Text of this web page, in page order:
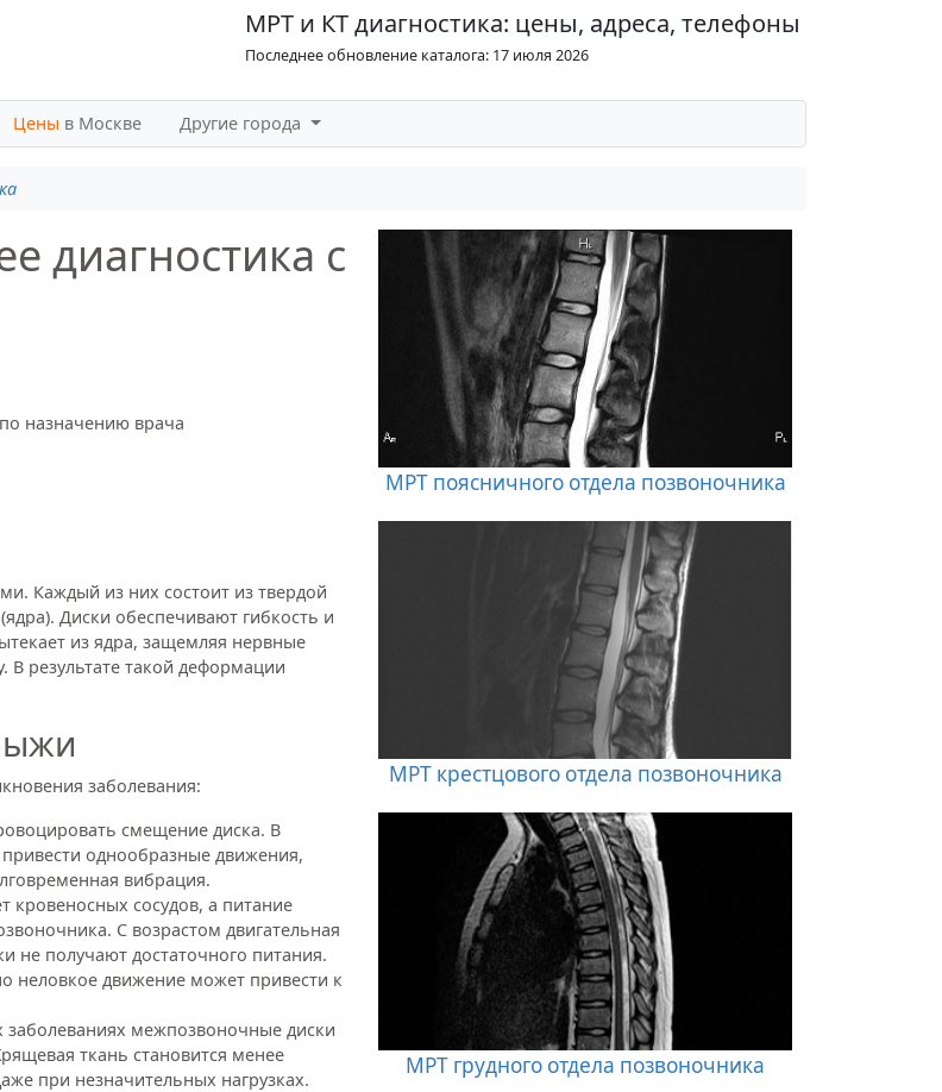
МРТ и КТ диагностика: цены, адреса, телефоны
Последнее обновление каталога: 17 июля 2026
Цены в Москве Другие города
диагностика с
назначению врача
Каждый из них состоит из твердой
Диски обеспечивают гибкость и
из ядра, защемляя нервные
В результате такой деформации
заболевания:
смещение диска. В
однообразные движения,
вибрация.
кровеносных сосудов, а питание
С возрастом двигательная
не получают достаточного питания.
неловкое движение может привести к
заболеваниях межпозвоночные диски
ткань становится менее
при незначительных нагрузках.
МРТ поясничного отдела позвоночника
МРТ крестцового отдела позвоночника
МРТ грудного отдела позвоночника